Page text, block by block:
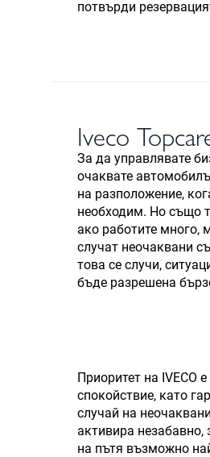
потвърди
Iveco
За да управлявате
очаквате
на разположение,
необходим. Но също
ако работите много,
случат неочаквани
това се случи,
бъде разрешена
Приоритет на IVECO
спокойствие, като
случай на
активира незабавно,
на пътя възможно